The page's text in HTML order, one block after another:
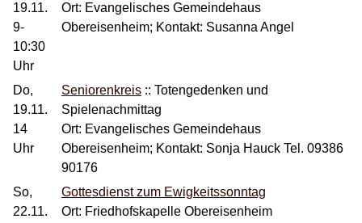
19.11.
9-
10:30
Uhr
Ort: Evangelisches Gemeindehaus
Obereisenheim; Kontakt: Susanna Angel
Do,
19.11.
14
Uhr
Seniorenkreis :: Totengedenken und
Spielenachmittag
Ort: Evangelisches Gemeindehaus
Obereisenheim; Kontakt: Sonja Hauck Tel. 09386
90176
So,
22.11.
Gottesdienst zum Ewigkeitssonntag
Ort: Friedhofskapelle Obereisenheim